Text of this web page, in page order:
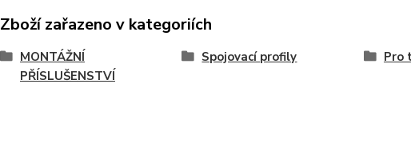
Zboží zařazeno v kategoriích
MONTÁŽNÍ
PŘÍSLUŠENSTVÍ
Spojovací profily Pro